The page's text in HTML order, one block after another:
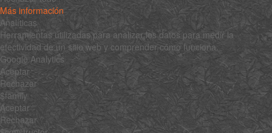
Más información
Analíticas
Herramientas utilizadas para analizar los datos para medir la
efectividad de un sitio web y comprender cómo funciona.
Google Analytics
Aceptar
Rechazar
$family
Aceptar
Rechazar